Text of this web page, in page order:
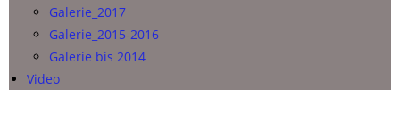
Galerie_2017
Galerie_2015-2016
Galerie bis 2014
Video